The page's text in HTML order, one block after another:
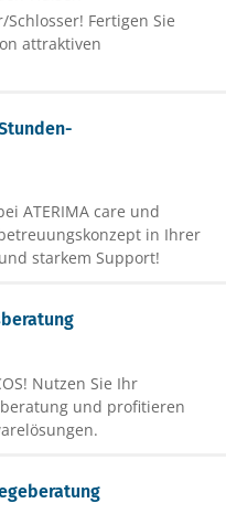
Fertigen Sie
attraktiven
ATERIMA care und
in Ihrer
starkem Support!
Nutzen Sie Ihr
und profitieren